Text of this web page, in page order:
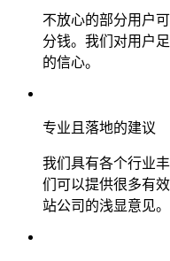
不放心的部分用户
分钱。我们对用户
的信心。
专业且落地的建议
我们具有各个行业
们可以提供很多有
站公司的浅显意见。